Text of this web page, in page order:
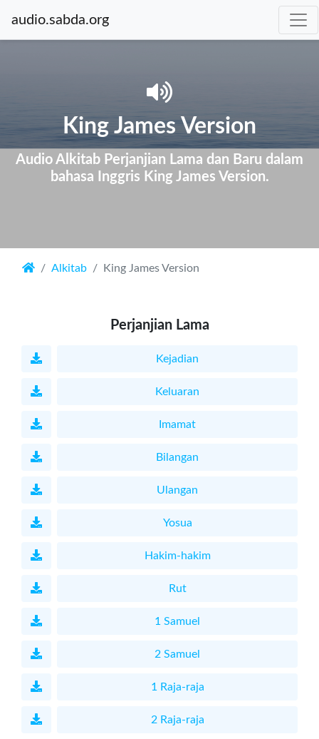
audio.sabda.org
King James Version
Audio Alkitab Perjanjian Lama dan Baru dalam
bahasa Inggris King James Version.
Alkitab King James Version
Perjanjian Lama
Kejadian
Keluaran
Imamat
Bilangan
Ulangan
Yosua
Hakim-hakim
Rut
1 Samuel
2 Samuel
1 Raja-raja
2 Raja-raja